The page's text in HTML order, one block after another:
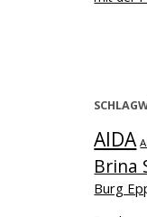
AIDA
Brina
Burg